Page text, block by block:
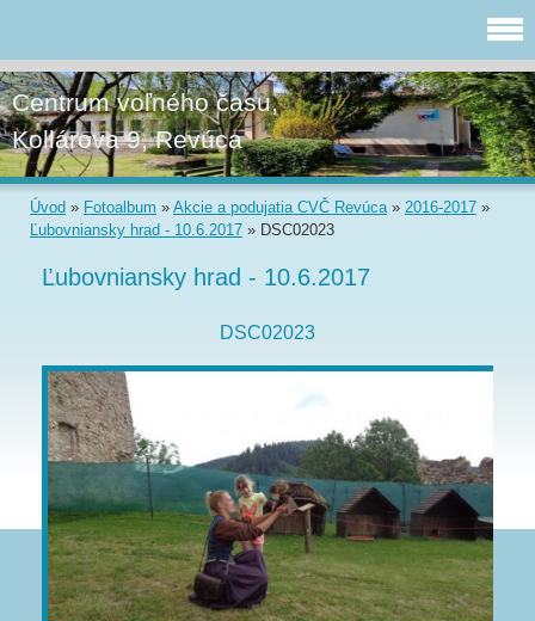
Centrum voľného času,
Kollárova 9, Revúca
Úvod » Fotoalbum » Akcie a podujatia CVČ Revúca» 2016-2017 »
Ľubovniansky hrad - 10.6.2017 » DSC02023
Ľubovniansky hrad - 10.6.2017
DSC02023